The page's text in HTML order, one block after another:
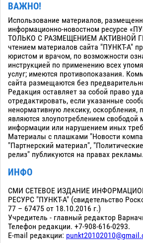
ВАЖНО!
Использование материалов,
информационно-новостном ресурсе
ТОЛЬКО С РАЗМЕЩЕНИЕМ АКТИВНОЙ
чтением материалов сайта "ПУНКТ-А"
юристом и врачом, по возможности
инструкцией по применению всех
услуг; имеются противопоказания.
сайта размещаются без
Редакция оставляет за собой право
отредактировать, если указанные
ненормативную лексику,
являются злоупотреблением свободой
информации или нарушением иных
Материалы с плашками "Новости
"Партнерский материал",
релиз" публикуются на правах рекламы.
ИНФО
СМИ СЕТЕВОЕ ИЗДАНИЕ
РЕСУРС "ПУНКТ-А" (свидетельство
77 – 67475 от 18.10.2016 г.)
Учредитель - главный редактор
Телефон редакции. +7-908-616-0293.
E-mail редакции: